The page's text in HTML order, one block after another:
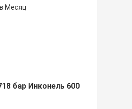
Месяц
бар Инконель 600